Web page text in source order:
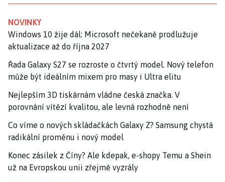
NOVINKY
Windows 10 žije dál: Microsoft nečekaně prodlužuje
aktualizace až do října 2027
Řada Galaxy S27 se rozroste o čtvrtý model. Nový telefon
může být ideálním mixem pro masy i Ultra elitu
Nejlepším 3D tiskárnám vládne česká značka. V
porovnání vítězí kvalitou, ale levná rozhodně není
Co víme o nových skládačkách Galaxy Z? Samsung chystá
radikální proměnu i nový model
Konec zásilek z Číny? Ale kdepak, e-shopy Temu a Shein
už na Evropskou unii zřejmě vyzrály